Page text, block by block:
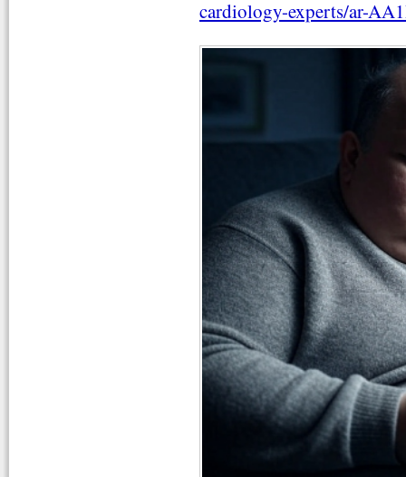
cardiology-experts/ar-